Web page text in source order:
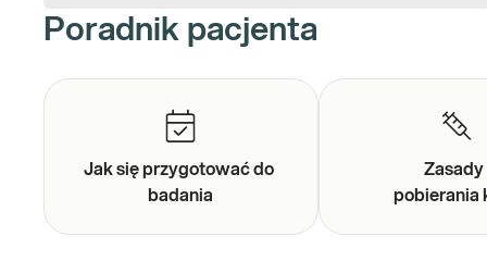
Poradnik pacjenta
Jak się przygotować do
badania
Zasady
pobierania